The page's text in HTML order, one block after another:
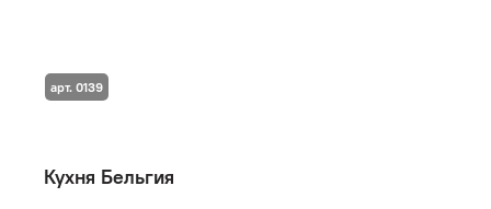
Кухня Бельгия
арт. 0139